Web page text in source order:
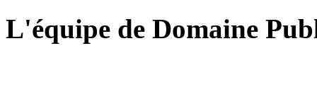
L'équipe de Domaine